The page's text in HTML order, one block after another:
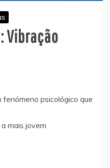
Vibração
psicológico que
mais jovem